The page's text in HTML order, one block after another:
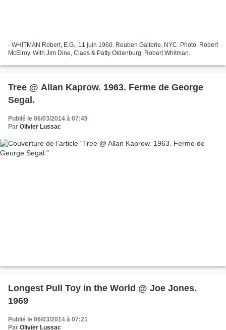
- WHITMAN Robert, E.G., 11 juin 1960. Reuben Gallerie. NYC. Photo. Robert
McElroy. With Jim Dine, Claes & Patty Oldenburg, Robert Whitman.
Tree @ Allan Kaprow. 1963. Ferme de George
Segal.
Publié le 06/03/2014 à 07:49
Par Olivier Lussac
Longest Pull Toy in the World @ Joe Jones.
1969
Publié le 06/03/2014 à 07:21
Par Olivier Lussac